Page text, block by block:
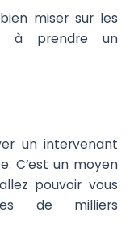
miser sur les
à prendre un
un intervenant
C’est un moyen
pouvoir vous
de milliers